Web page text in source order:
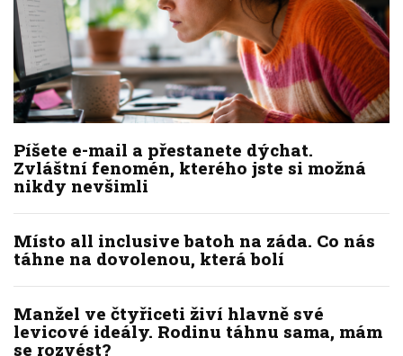
Píšete e-mail a přestanete dýchat.
Zvláštní fenomén, kterého jste si možná
nikdy nevšimli
Místo all inclusive batoh na záda. Co nás
táhne na dovolenou, která bolí
Manžel ve čtyřiceti živí hlavně své
levicové ideály. Rodinu táhnu sama, mám
se rozvést?